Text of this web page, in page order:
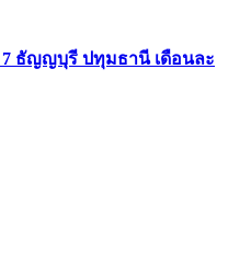
7 ธัญญบุรี ปทุมธานี เดือนละ